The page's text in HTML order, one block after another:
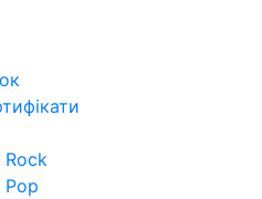
Rock
Pop